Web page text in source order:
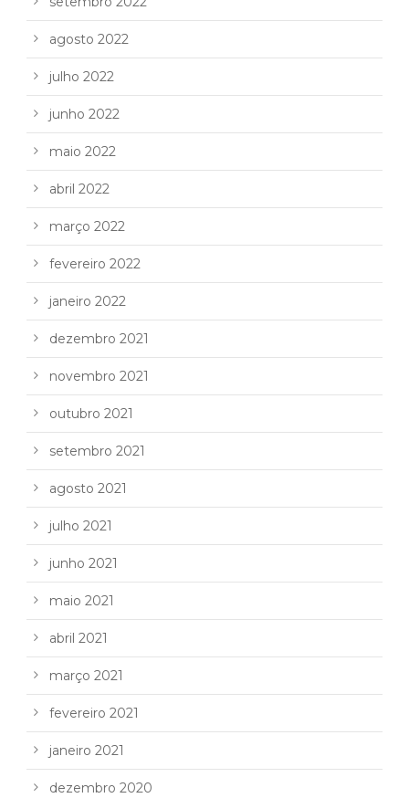
agosto 2022
julho 2022
junho 2022
maio 2022
abril 2022
março 2022
fevereiro 2022
janeiro 2022
dezembro 2021
novembro 2021
outubro 2021
setembro 2021
agosto 2021
julho 2021
junho 2021
maio 2021
abril 2021
março 2021
fevereiro 2021
janeiro 2021
dezembro 2020